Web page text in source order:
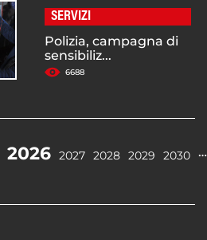
SERVIZI
Polizia, campagna di
sensibiliz...
6688
2026 2027 2028 2029 2030 …